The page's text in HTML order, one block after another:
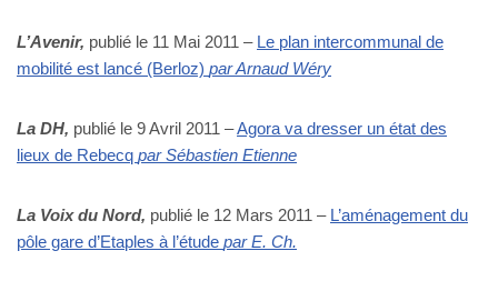
L’Avenir, publié le 11 Mai 2011 – Le plan intercommunal de
mobilité est lancé (Berloz) par Arnaud Wéry
La DH, publié le 9 Avril 2011 –Agora va dresser un état des
lieux de Rebecq par Sébastien Etienne
La Voix du Nord, publié le 12 Mars 2011 – L’aménagement du
pôle gare d’Etaples à l’étude par E. Ch.